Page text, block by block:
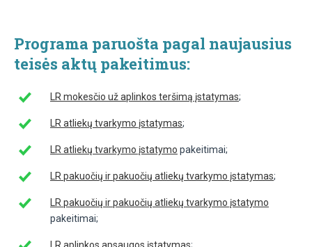
Programa paruošta pagal naujausius
teisės aktų pakeitimus:
LR mokesčio už aplinkos teršimą įstatymas;
LR atliekų tvarkymo įstatymas;
LR atliekų tvarkymo įstatymo pakeitimai;
LR pakuočių ir pakuočių atliekų tvarkymo įstatymas;
LR pakuočių ir pakuočių atliekų tvarkymo įstatymo
pakeitimai;
LR aplinkos apsaugos įstatymas;